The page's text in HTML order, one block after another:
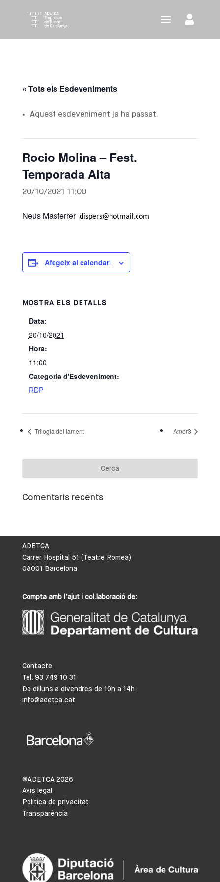
« Tots els Esdeveniments
Aquest esdeveniment ja ha passat.
Rocio Molina – Fest.
Temporada Alta
20/10/2021 11:00
Neus Masferrer dispers@hotmail.com
Afegeix al calendari
MOSTRA ELS DETALLS
Data:
20/10/2021
Hora:
11:00
Categoria d'Esdeveniment:
RDP
Trilogia del lament Amor3
Comentaris recents
ADETCA
Carrer Hospital 51 (Teatre Romea)
08001 Barcelona
Compta amb l’ajut i col.laboració de:
Contacte
Tel. 93 749 10 31
De dilluns a divendres de 10h a 14h
info@adetca.cat
©ADETCA 2026
Avís legal
Política de privacitat
Transparència